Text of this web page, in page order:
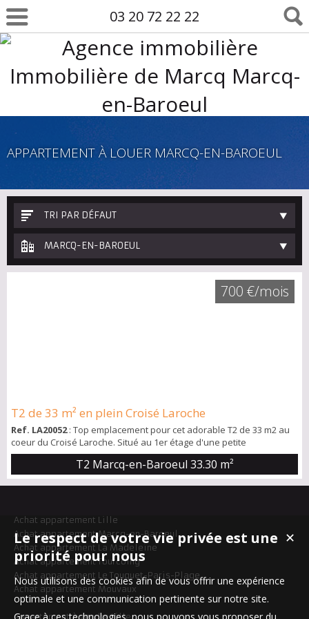
03 20 72 22 22
APPARTEMENT À LOUER MARCQ-EN-BAROEUL
TRI PAR DÉFAUT
MARCQ-EN-BAROEUL
T2 de 33 m² en plein Croisé Laroche
Ref. LA20052: Top emplacement pour cet adorable T2 de 33 m2 au
coeur du Croisé Laroche. Situé au 1er étage d'une petite
copropriété, idéal logement étudiant (EDHEC, SKEMA ... en 20
minutes). Séjour avec parquet chevron, très belle vue sur le Croisé
Laroche. 1 chambre avec placard. Cuisine équipée ouverte. Cave
T2 Marcq-en-Baroeul 33.30 m²
700 €/mois
Achat appartement Lille
Achat appartement Marcq-en-Baroeul
Achat appartement La Madeleine
Achat appartement Tourcoing
Achat appartement Le Touquet-Paris-Plage
Achat appartement Mouvaux
Appartement à vendre Lille
✕
Le respect de votre vie privée est une
priorité pour nous
Nous utilisons des cookies afin de vous offrir une expérience
optimale et une communication pertinente sur notre site.